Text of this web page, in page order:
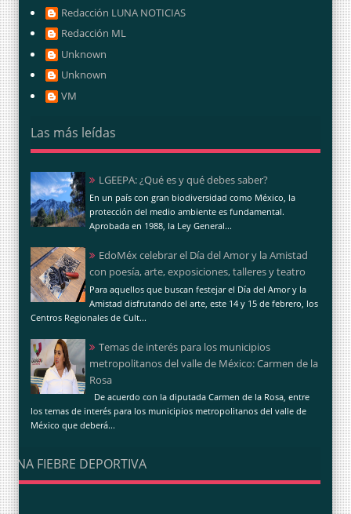
Redacción LUNA NOTICIAS
Redacción ML
Unknown
Unknown
VM
Las más leídas
LGEEPA: ¿Qué es y qué debes saber?
En un país con gran biodiversidad como México, la
protección del medio ambiente es fundamental.
Aprobada en 1988, la Ley General...
EdoMéx celebrar el Día del Amor y la Amistad
con poesía, arte, exposiciones, talleres y teatro
Para aquellos que buscan festejar el Día del Amor y la
Amistad disfrutando del arte, este 14 y 15 de febrero, los
Centros Regionales de Cult...
Temas de interés para los municipios
metropolitanos del valle de México: Carmen de la
Rosa
De acuerdo con la diputada Carmen de la Rosa, entre
los temas de interés para los municipios metropolitanos del valle de
México que deberá...
UNA FIEBRE DEPORTIVA